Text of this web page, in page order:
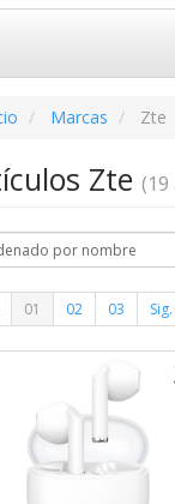
Marcas Zte
Zte (19
01 02 03 Sig.